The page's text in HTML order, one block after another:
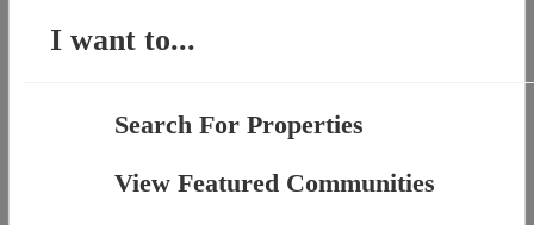
I want to...
Search For Properties
View Featured Communities